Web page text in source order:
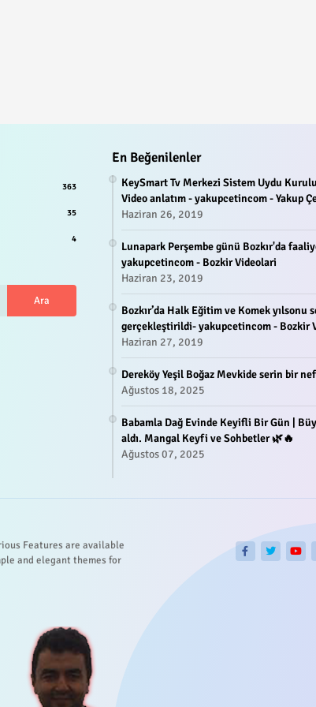
363
35
4
En Beğenilenler
KeySmart Tv Merkezi Sistem Uydu
Video anlatım - yakupcetincom - Yakup
Haziran 26, 2019
Lunapark Perşembe günü Bozkır'da
yakupcetincom - Bozkir Videolari
Haziran 23, 2019
Bozkır’da Halk Eğitim ve Komek yılsonu
gerçekleştirildi- yakupcetincom - Bozkir
Haziran 27, 2019
Dereköy Yeşil Boğaz Mevkide serin bir
Ağustos 18, 2025
Babamla Dağ Evinde Keyifli Bir Gün |
aldı. Mangal Keyfi ve Sohbetler 🌿🔥
Ağustos 07, 2025
Features are available
and elegant themes for